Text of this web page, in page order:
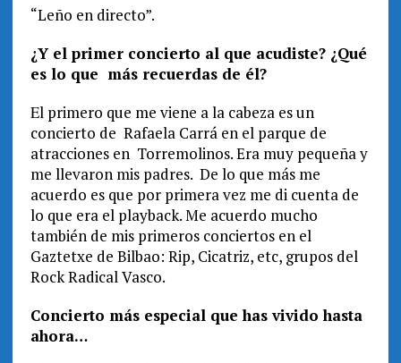
“Leño en directo”.
¿Y el primer concierto al que acudiste? ¿Qué
es lo que más recuerdas de él?
Εl primero que me viene a la cabeza es un
concierto de Rafaela Carrá en el parque de
atracciones en Torremolinos. Era muy pequeña y
me llevaron mis padres. De lo que más me
acuerdo es que por primera vez me di cuenta de
lo que era el playback. Me acuerdo mucho
también de mis primeros conciertos en el
Gaztetxe de Bilbao: Rip, Cicatriz, etc, grupos del
Rock Radical Vasco.
Concierto más especial que has vivido hasta
ahora…